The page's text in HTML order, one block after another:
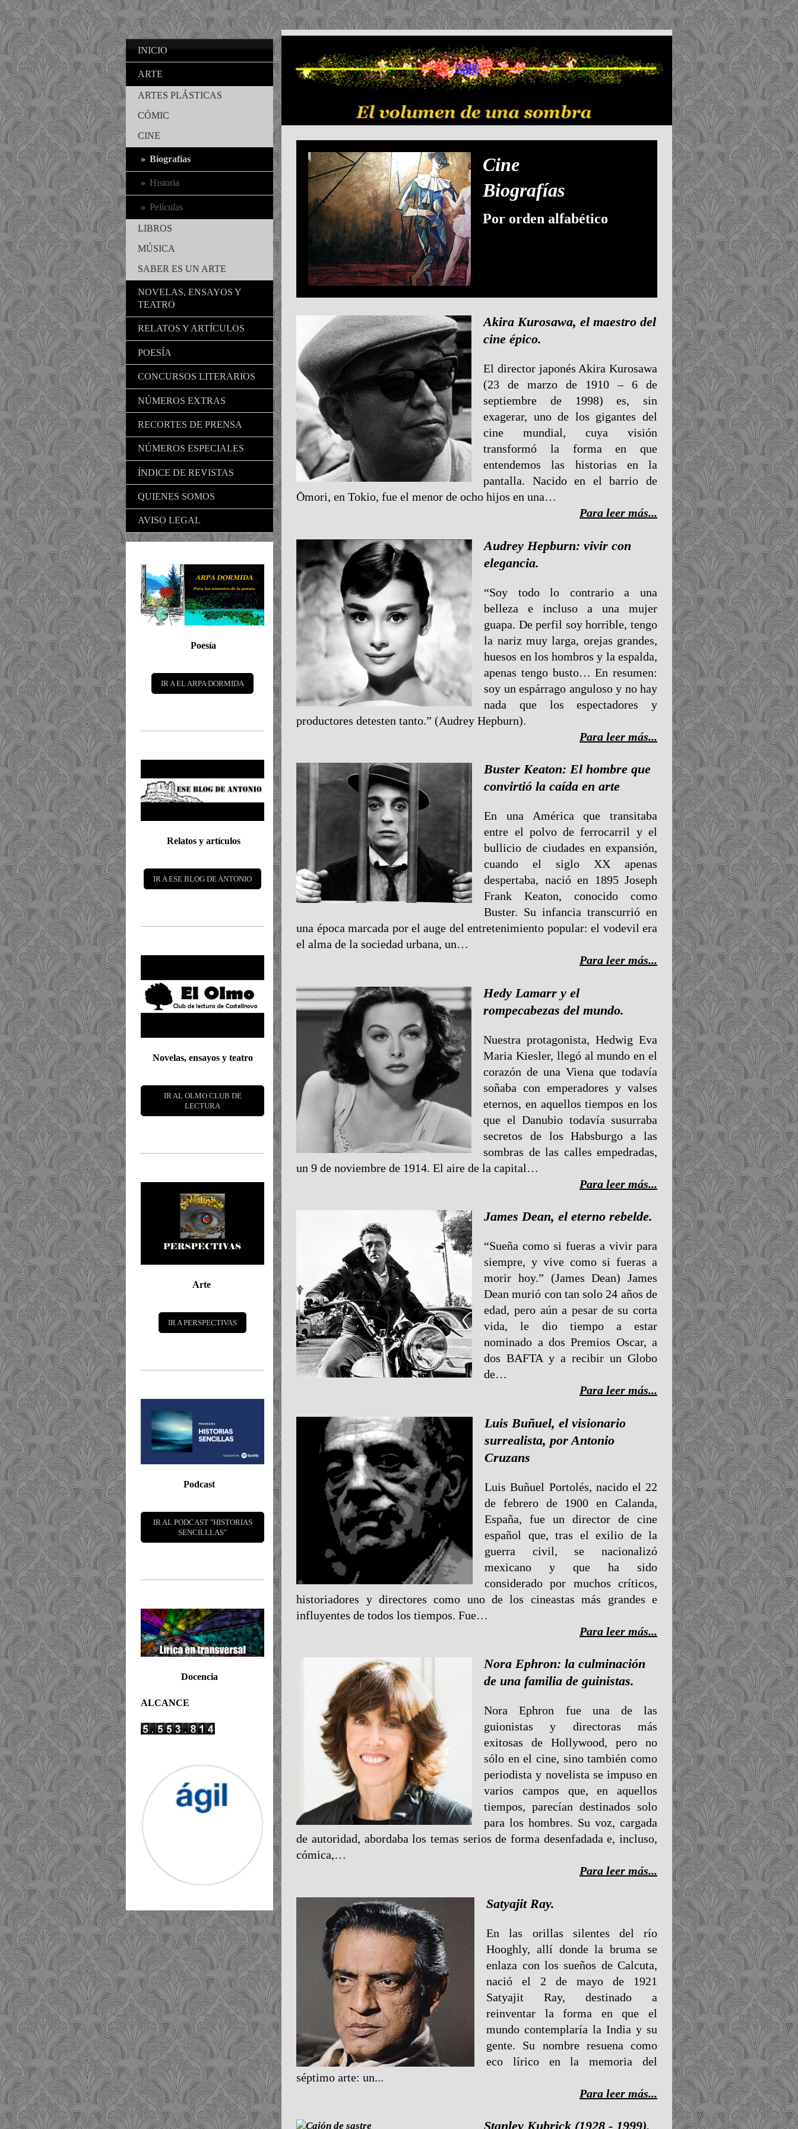
Cine
Biografías
Por orden alfabético
Akira Kurosawa, el maestro del
cine épico.
El director japonés Akira Kurosawa
(23 de marzo de 1910 – 6 de
septiembre de 1998) es, sin
exagerar, uno de los gigantes del
cine mundial, cuya visión
transformó la forma en que
entendemos las historias en la
pantalla. Nacido en el barrio de
Ōmori, en Tokio, fue el menor de ocho hijos en una…
Para leer más...
Audrey Hepburn: vivir con
elegancia.
“Soy todo lo contrario a una
belleza e incluso a una mujer
guapa. De perfil soy horrible, tengo
la nariz muy larga, orejas grandes,
huesos en los hombros y la espalda,
apenas tengo busto… En resumen:
soy un espárrago anguloso y no hay
nada que los espectadores y
productores detesten tanto.” (Audrey Hepburn).
Para leer más...
Buster Keaton: El hombre que
convirtió la caída en arte
En una América que transitaba
entre el polvo de ferrocarril y el
bullicio de ciudades en expansión,
cuando el siglo XX apenas
despertaba, nació en 1895 Joseph
Frank Keaton, conocido como
Buster. Su infancia transcurrió en
una época marcada por el auge del entretenimiento popular: el vodevil era
el alma de la sociedad urbana, un…
Para leer más...
Hedy Lamarr y el
rompecabezas del mundo.
Nuestra protagonista, Hedwig Eva
Maria Kiesler, llegó al mundo en el
corazón de una Viena que todavía
soñaba con emperadores y valses
eternos, en aquellos tiempos en los
que el Danubio todavía susurraba
secretos de los Habsburgo a las
sombras de las calles empedradas,
un 9 de noviembre de 1914. El aire de la capital…
Para leer más...
James Dean, el eterno rebelde.
“Sueña como si fueras a vivir para
siempre, y vive como si fueras a
morir hoy.” (James Dean) James
Dean murió con tan solo 24 años de
edad, pero aún a pesar de su corta
vida, le dio tiempo a estar
nominado a dos Premios Oscar, a
dos BAFTA y a recibir un Globo
de…
Para leer más...
Luis Buñuel, el visionario
surrealista, por Antonio
Cruzans
Luis Buñuel Portolés, nacido el 22
de febrero de 1900 en Calanda,
España, fue un director de cine
español que, tras el exilio de la
guerra civil, se nacionalizó
mexicano y que ha sido
considerado por muchos críticos,
historiadores y directores como uno de los cineastas más grandes e
influyentes de todos los tiempos. Fue…
Para leer más...
Nora Ephron: la culminación
de una familia de guinistas.
Nora Ephron fue una de las
guionistas y directoras más
exitosas de Hollywood, pero no
sólo en el cine, sino también como
periodista y novelista se impuso en
varios campos que, en aquellos
tiempos, parecían destinados solo
para los hombres. Su voz, cargada
de autoridad, abordaba los temas serios de forma desenfadada e, incluso,
cómica,…
Para leer más...
Satyajit Ray.
En las orillas silentes del río
Hooghly, allí donde la bruma se
enlaza con los sueños de Calcuta,
nació el 2 de mayo de 1921
Satyajit Ray, destinado a
reinventar la forma en que el
mundo contemplaría la India y su
gente. Su nombre resuena como
eco lírico en la memoria del
séptimo arte: un...
Para leer más...
Stanley Kubrick (1928 - 1999).
INICIO
ARTE
ARTES PLÁSTICAS
CÓMIC
CINE
Biografías
Historia
Películas
LIBROS
MÚSICA
SABER ES UN ARTE
NOVELAS, ENSAYOS Y
TEATRO
RELATOS Y ARTÍCULOS
POESÍA
CONCURSOS LITERARIOS
NÚMEROS EXTRAS
RECORTES DE PRENSA
NÚMEROS ESPECIALES
ÍNDICE DE REVISTAS
QUIENES SOMOS
AVISO LEGAL
Poesía
IR A EL ARPA DORMIDA
Relatos y artículos
IR A ESE BLOG DE ANTONIO
Novelas, ensayos y teatro
IR AL OLMO CLUB DE
LECTURA
Arte
IR A PERSPECTIVAS
Podcast
IR AL PODCAST "HISTORIAS
SENCILLLAS"
Docencia
ALCANCE